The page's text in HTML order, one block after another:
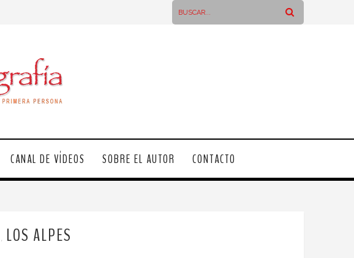
CANAL DE VÍDEOS SOBRE EL AUTOR CONTACTO
LOS ALPES